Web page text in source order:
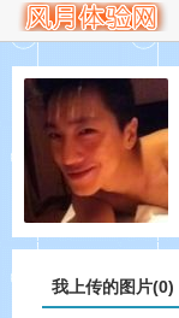
我上传的图片(0)